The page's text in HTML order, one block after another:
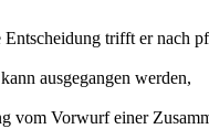
trifft er nach
ausgegangen werden,
vom Vorwurf einer